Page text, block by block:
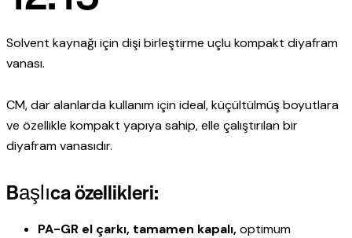
Solvent kaynağı için dişi birleştirme uçlu kompakt diyafram
vanası.
CM, dar alanlarda kullanım için ideal, küçültülmüş boyutlara
ve özellikle kompakt yapıya sahip, elle çalıştırılan bir
diyafram vanasıdır.
Başlıca özellikleri:
PA-GR el çarkı, tamamen kapalı,optimum